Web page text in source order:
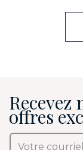
offres